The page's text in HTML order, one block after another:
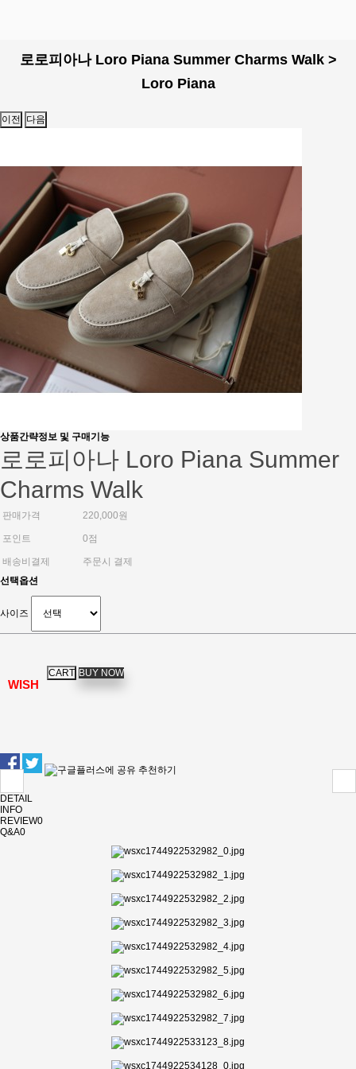
로로피아나 Loro Piana Summer Charms Walk >
Loro Piana
이전 다음
상품간략정보 및 구매기능
로로피아나 Loro Piana Summer
Charms Walk
판매가격 220,000원
포인트 0점
배송비결제
주문시 결제
선택옵션
사이즈
WISH
추천하기
DETAIL
INFO
REVIEW0
Q&A0